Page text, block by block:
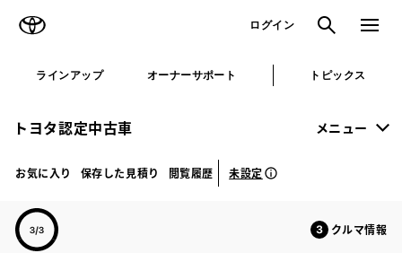
ログイン 検索 メニュ
ラインアップ オーナーサポート トピックス
トヨタ認定中古車 メニュー
お気に入り 保存した見積り 閲覧履歴 未設定
クルマ情報